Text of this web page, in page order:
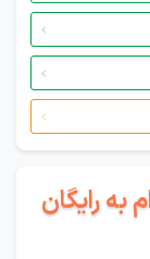
به رایگان